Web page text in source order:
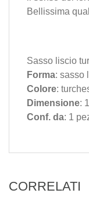
Bellissima
Sasso liscio
Forma: sasso
Colore:
Dimensione:
Conf. da: 1
CORRELATI